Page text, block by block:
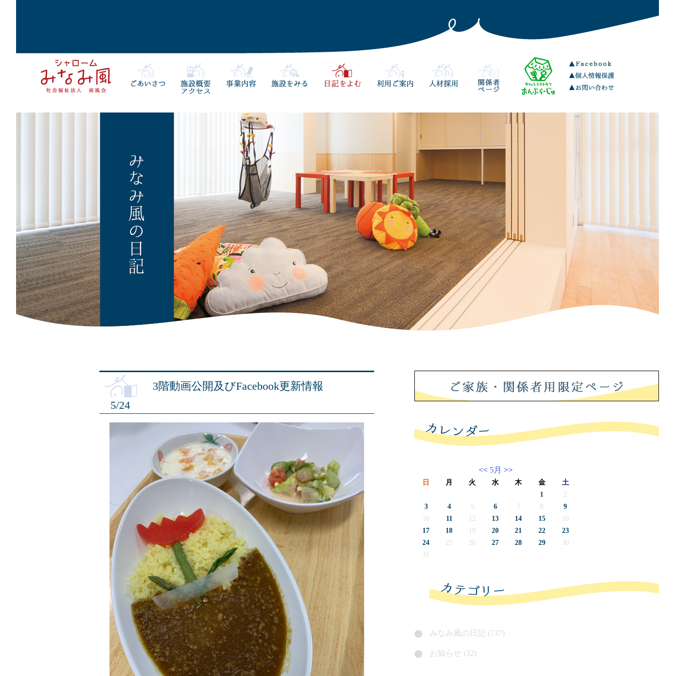
5/24
3階動画公開及びFacebook更新情報
<< 5月 >>
日 月 火 水 木 金
土
1
2
3
4 5 6 7 8
9
10
11 12 13 14 15
16
17
18 19 20 21 22
23
24
25 26 27 28 29
30
31
みなみ風の日記 (737)
お知らせ (32)